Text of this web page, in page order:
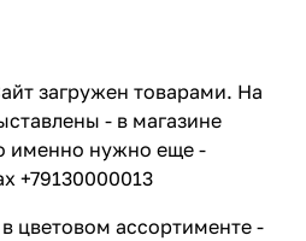
загружен товарами. На
- в магазине
именно нужно еще -
+79130000013
цветовом ассортименте -